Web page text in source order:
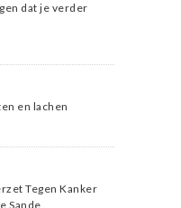
dat je verder
en lachen
Tegen Kanker
Sande